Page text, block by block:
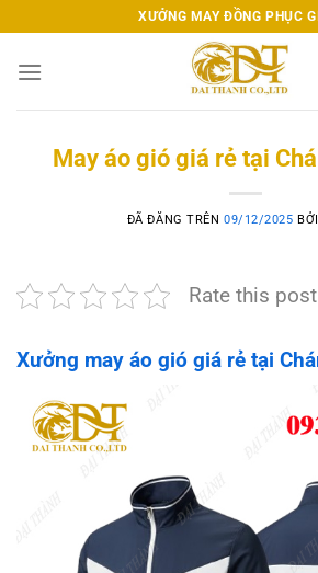
đến
nội
XƯỞNG MAY ĐỒNG PHỤC
May áo gió giá rẻ tại
ĐÃ ĐĂNG TRÊN09/12/2025
Rate this post
Xưởng may áo gió giá rẻ tại